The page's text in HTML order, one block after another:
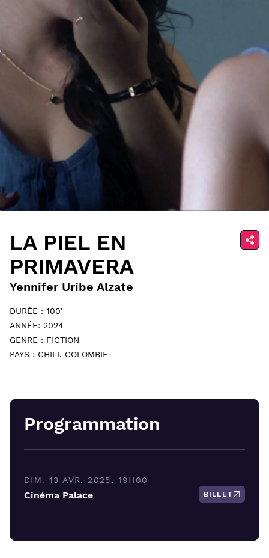
LA PIEL EN
PRIMAVERA
Yennifer Uribe Alzate
DURÉE : 100'
ANNÉE: 2024
GENRE : FICTION
PAYS : CHILI, COLOMBIE
Programmation
DIM. 13 AVR. 2025, 19H00
Cinéma Palace BILLET